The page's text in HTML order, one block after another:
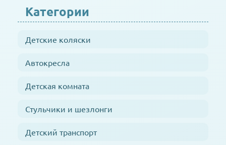
Категории
Детские коляски
Автокресла
Детская комната
Стульчики и шезлонги
Детский транспорт